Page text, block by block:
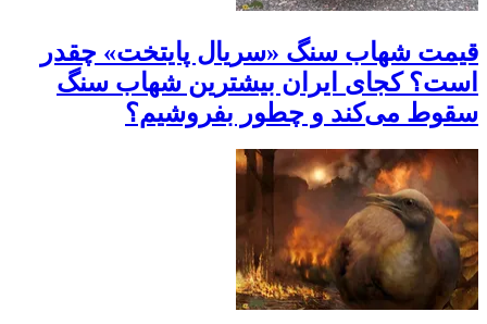
قیمت شهاب سنگ «سریال پایتخت» چقدر
است؟ کجای ایران بیشترین شهاب سنگ
سقوط می‌کند و چطور بفروشیم؟